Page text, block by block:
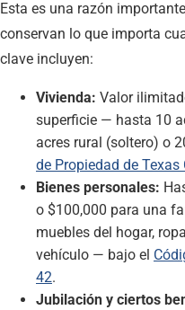
Esta es una razón
conservan lo que importa
clave incluyen:
Vivienda: Valor
superficie — hasta 10
acres rural (soltero) o
de Propiedad de Texas
Bienes personales:
o $100,000 para una
muebles del hogar,
vehículo — bajo el
42.
Jubilación y ciertos